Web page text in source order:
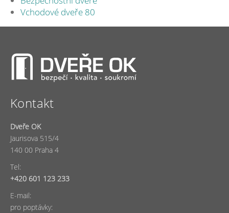
Vchodové dveře 80
Kontakt
Dveře OK
Jaurisova 515/4
140 00 Praha 4
Tel:
+420 601 123 233
E-mail:
pro poptávky: